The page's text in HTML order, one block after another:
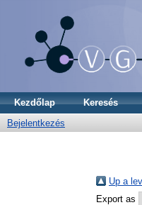
Kezdőlap Keresés
Bejelentkezés
Up a
Export as